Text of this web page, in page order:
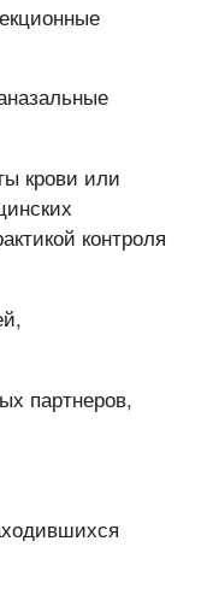
крови или
контроля
партнеров,